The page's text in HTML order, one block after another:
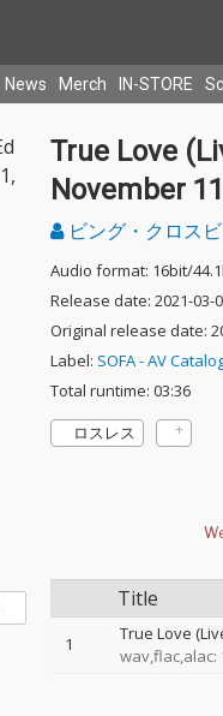
News Merch IN-STORE
True Love
November
ビング・クロス
Audio format: 16bit/
Release date: 2021-03-
Original release date:
Label: SOFA - AV
Total runtime: 03:36
ロスレス
Title
1
True Love
wav,flac,alac: